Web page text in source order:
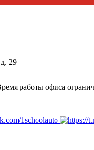
29
работы офиса